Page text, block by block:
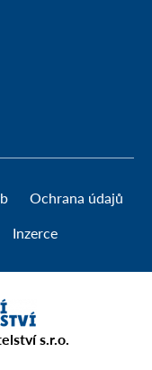
Ochrana údajů
Inzerce
s.r.o.